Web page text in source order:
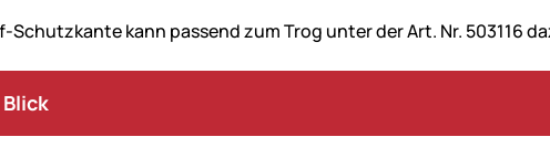
Schutzkante kann passend zum Trog unter der Art. Nr. 503116